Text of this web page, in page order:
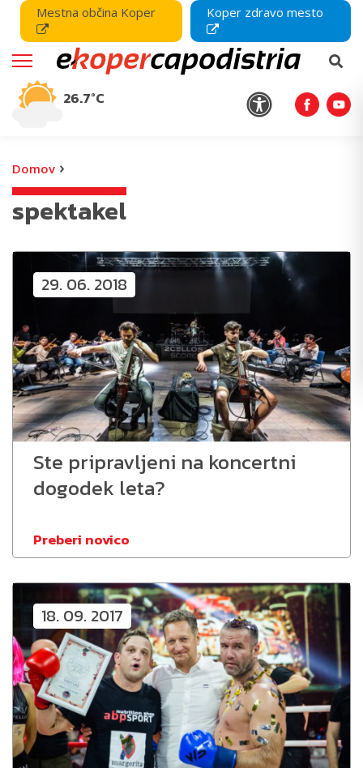
Mestna občina Koper Koper zdravo mesto
26.7°C
Domov ›
spektakel
29. 06. 2018
Ste pripravljeni na koncertni
dogodek leta?
Preberi novico
18. 09. 2017